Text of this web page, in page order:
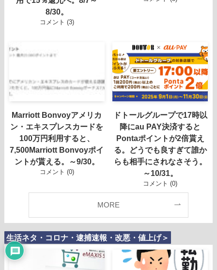
8/30。
コメント (3)
Marriott Bonvoyアメリカ
ン・エキスプレスカードを
100万円利用すると、
7,500Marriott Bonvoyポイ
ントが貰える。～9/30。
コメント (0)
ドトールグループで17時以
降にau PAY決済すると
Pontaポイントが2倍貰え
る。どうでも良すぎて誰か
らも相手にされなさそう。
～10/31。
コメント (0)
MORE
生活ネタ・コロナ・逮捕速報・改悪・値上げ＞